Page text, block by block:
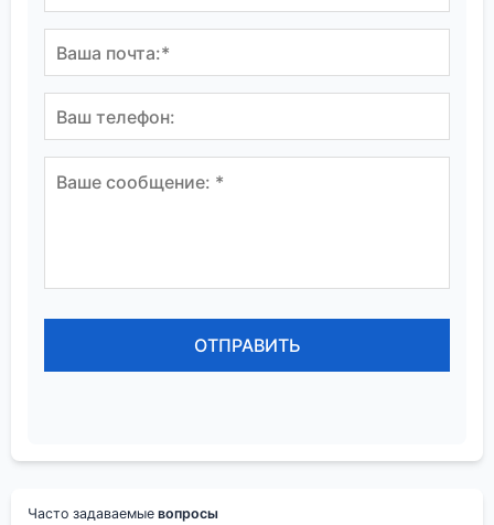
Часто задаваемые вопросы